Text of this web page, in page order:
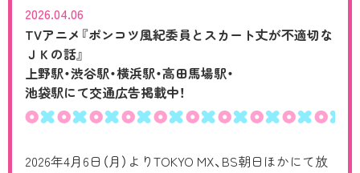
STAFF
CAST
CHARACTER
2026.04.06
TVアニメ『ポンコツ風紀委員とスカート丈が不適切な
ＪＫの話』
上野駅・渋谷駅・横浜駅・高田馬場駅・
池袋駅にて交通広告掲載中！
2026年4月6日（月）よりTOKYO MX、BS朝日ほかにて放